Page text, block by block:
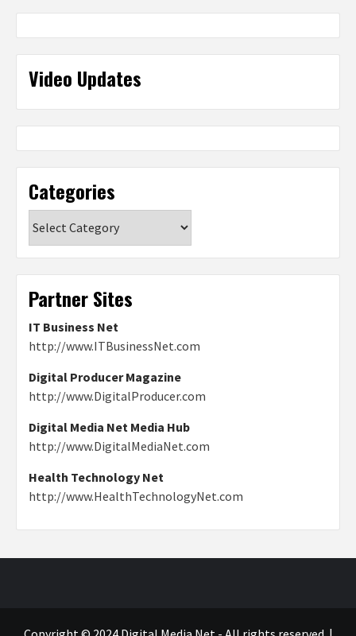
Video Updates
Categories
Partner Sites
IT Business Net
http://www.ITBusinessNet.com
Digital Producer Magazine
http://www.DigitalProducer.com
Digital Media Net Media Hub
http://www.DigitalMediaNet.com
Health Technology Net
http://www.HealthTechnologyNet.com